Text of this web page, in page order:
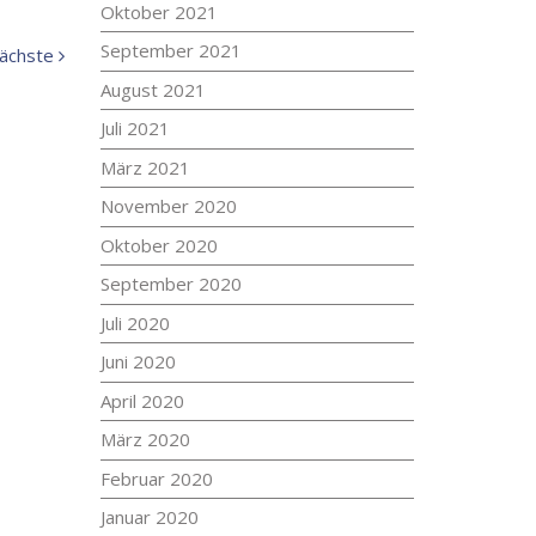
Nächste
Meldung:
Oktober 2021
September 2021
August 2021
Juli 2021
März 2021
November 2020
Oktober 2020
September 2020
Juli 2020
Juni 2020
April 2020
März 2020
Februar 2020
Januar 2020